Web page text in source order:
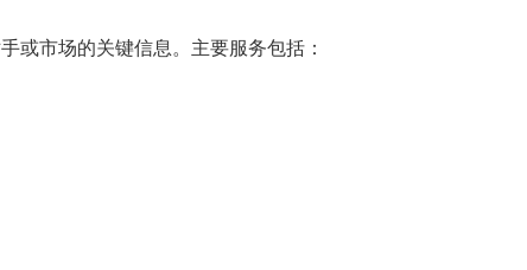
或市场的关键信息。主要服务包括：